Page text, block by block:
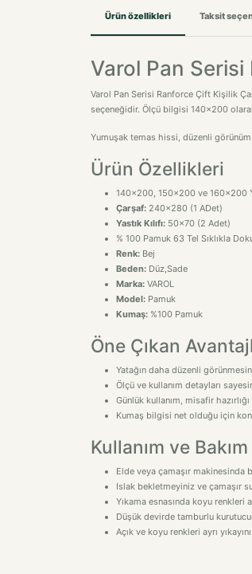
Ürün özellikleri Taksit
Varol Pan Serisi
Varol Pan Serisi Ranforce Çift Kişilik
seçeneğidir. Ölçü bilgisi 140x200
Yumuşak temas hissi, düzenli
Ürün Özellikleri
140x200, 150x200 ve 160x200
Çarşaf: 240x280 (1 ADet)
Yastık Kılıfı: 50x70 (2 Adet)
% 100 Pamuk 63 Tel Sıklıkla
Renk: Bej
Beden: Düz,Sade
Marka: VAROL
Model: Pamuk
Kumaş: %100 Pamuk
Öne Çıkan
Yatağın daha düzenli
Ölçü ve kullanım detayları
Günlük kullanım, misafir
Kumaş bilgisi net olduğu için
Kullanım ve
Elde veya çamaşır makinesinda
Islak bekletmeyiniz ve çamaşır
Yıkama esnasında koyu renkleri
Düşük devirde tamburlu
Açık ve koyu renkleri ayrı